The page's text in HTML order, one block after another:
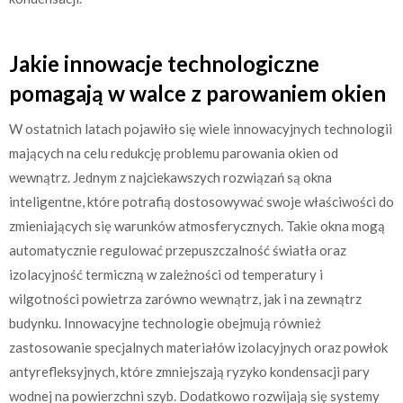
Jakie innowacje technologiczne
pomagają w walce z parowaniem okien
W ostatnich latach pojawiło się wiele innowacyjnych technologii
mających na celu redukcję problemu parowania okien od
wewnątrz. Jednym z najciekawszych rozwiązań są okna
inteligentne, które potrafią dostosowywać swoje właściwości do
zmieniających się warunków atmosferycznych. Takie okna mogą
automatycznie regulować przepuszczalność światła oraz
izolacyjność termiczną w zależności od temperatury i
wilgotności powietrza zarówno wewnątrz, jak i na zewnątrz
budynku. Innowacyjne technologie obejmują również
zastosowanie specjalnych materiałów izolacyjnych oraz powłok
antyrefleksyjnych, które zmniejszają ryzyko kondensacji pary
wodnej na powierzchni szyb. Dodatkowo rozwijają się systemy